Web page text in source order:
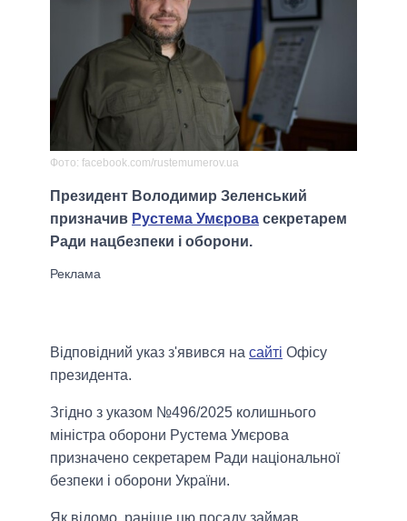
Фото: facebook.com/rustemumerov.ua
Президент Володимир Зеленський
призначив Рустема Умєрова секретарем
Ради нацбезпеки і оборони.
Вiдповiдний указ з'явився на сайтi Офісу
президента.
Згiдно з указом №496/2025 колишнього
мiнiстра оборони Рустема Умєрова
призначено секретарем Ради національної
безпеки і оборони України.